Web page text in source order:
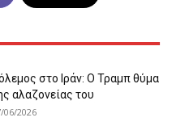
στο Ιράν: Ο Τραμπ θύμα
αλαζονείας του
06/2026